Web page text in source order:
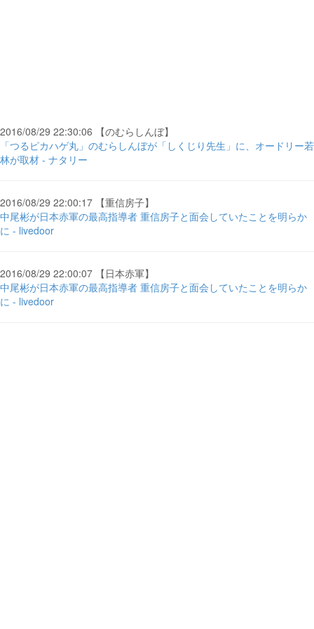
2016/08/29 22:30:06 【のむらしんぼ】
「つるピカハゲ丸」のむらしんぼが「しくじり先生」に、オードリー若
林が取材 - ナタリー
2016/08/29 22:00:17 【重信房子】
中尾彬が日本赤軍の最高指導者 重信房子と面会していたことを明らか
に - livedoor
2016/08/29 22:00:07 【日本赤軍】
中尾彬が日本赤軍の最高指導者 重信房子と面会していたことを明らか
に - livedoor